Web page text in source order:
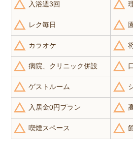
入浴週3回
レク毎日
カラオケ
病院、クリニック併設
ゲストルーム
入居金0円プラン
喫煙スペース